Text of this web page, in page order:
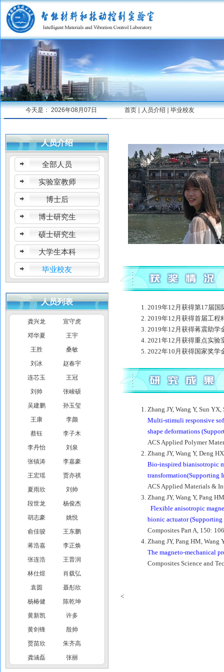
今天是： 2026年08月07日 首页 人员介绍 毕业校友
人员介绍
全部人员
实验室教师
博士后
博士研究生
硕士研究生
大学生本科
毕业校友
人员列表
龚兴龙
宣守虎
邓华夏
王宇
王胜
桑敏
刘冰
赵春宇
连芯玉
王冠
刘帅
张峻硕
吴建鹏
孙玉玺
王康
李颜
蔡钰
李子木
李丹怡
刘泉
张镇涛
李嘉豪
王宏瑶
贾亦祺
夏雨欣
刘帅
段世龙
杨俊杰
胡志豪
姚悦
俞佳骏
王东鹏
蒋浩嘉
李正焕
张连浩
王普润
林仕煜
肖载弘
袁圆
聂彤欣
杨椿健
陈乾坤
黄新凯
许多
黄剑锋
殷帅
贾苗欣
朱齐高
龚涵磊
张丽
2019年12月获得第17届
2019年12月获得首届工程
2019年12月获得蒋震助学
2021年12月获得重点实验
2022年10月获得国家奖学
Zhang JY, Wang Y, Sun
Multi-stimuli responsive
shape deformations
ACS Applied Polymer
Zhang JY, Wang Y, Deng
Bio-inspired bianisotropic
transformation(Supporting
ACS Applied Materials &
Zhang JY, Wang Y, Pang
Flexible anisotropic
bionic actuator
Composites Part A, 150:
Zhang JY, Pang HM, Wang
The magneto-mechanical
Composites Science and
<